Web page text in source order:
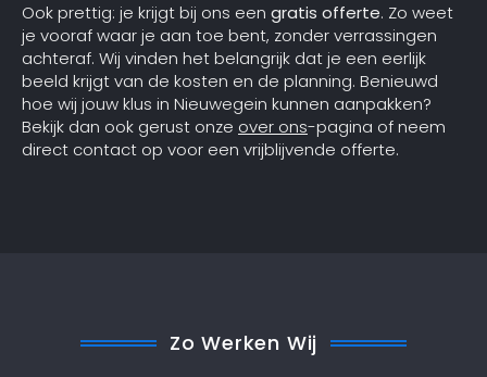
Ook prettig: je krijgt bij ons een gratis offerte. Zo weet
je vooraf waar je aan toe bent, zonder verrassingen
achteraf. Wij vinden het belangrijk dat je een eerlijk
beeld krijgt van de kosten en de planning. Benieuwd
hoe wij jouw klus in Nieuwegein kunnen aanpakken?
Bekijk dan ook gerust onze over ons-pagina of neem
direct contact op voor een vrijblijvende offerte.
Zo Werken Wij